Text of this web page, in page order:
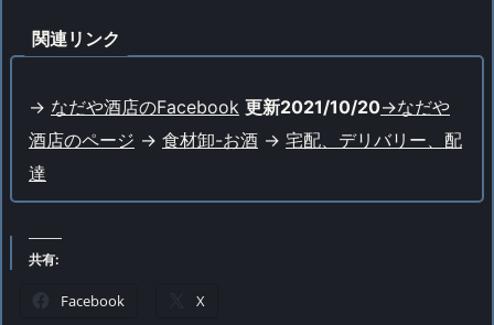
関連リンク
-> なだや酒店のFacebook 更新2021/10/20->なだや
酒店のページ -> 食材卸-お酒 -> 宅配、デリバリー、配
達
共有:
Facebook X